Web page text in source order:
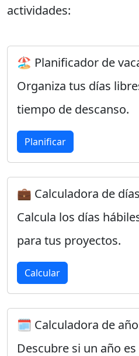
actividades:
🏖️ Planificador de
Organiza tus días
tiempo de descanso.
Planificar
💼 Calculadora de
Calcula los días
para tus proyectos.
Calcular
🗓️ Calculadora de
Descubre si un año